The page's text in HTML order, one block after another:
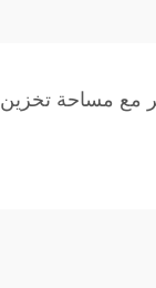
مع مساحة تخزين